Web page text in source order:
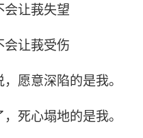
会让莪失望
会让莪受伤
愿意深陷的是我。
死心塌地的是我。